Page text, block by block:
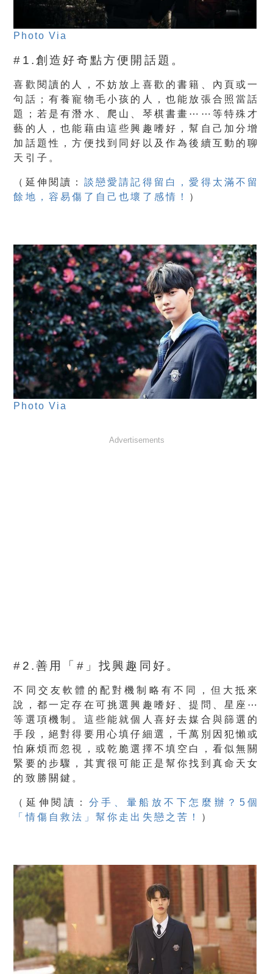
Photo Via
#1.創造好奇點方便開話題。
喜歡閱讀的人，不妨放上喜歡的書籍、內頁或一
句話；有養寵物毛小孩的人，也能放張合照當話
題；若是有潛水、爬山、琴棋書畫⋯⋯等特殊才
藝的人，也能藉由這些興趣嗜好，幫自己加分增
加話題性，方便找到同好以及作為後續互動的聊
天引子。
（ 延伸閱讀： 談戀愛請記得留白，愛得太滿不留
餘地，容易傷了自己也壞了感情！ ）
Photo Via
Advertisements
#2.善用「#」找興趣同好。
不同交友軟體的配對機制略有不同，但大抵來
說，都一定存在可挑選興趣嗜好、提問、星座⋯
等選項機制。這些能就個人喜好去媒合與篩選的
手段，絕對得要用心填仔細選，千萬別因犯懶或
怕麻煩而忽視，或乾脆選擇不填空白，看似無關
緊要的步驟，其實很可能正是幫你找到真命天女
的致勝關鍵。
（ 延伸閱讀： 分手、暈船放不下怎麼辦？5個
「情傷自救法」幫你走出失戀之苦！
）